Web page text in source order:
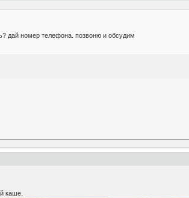
дай номер телефона. позвоню и обсудим
каше.